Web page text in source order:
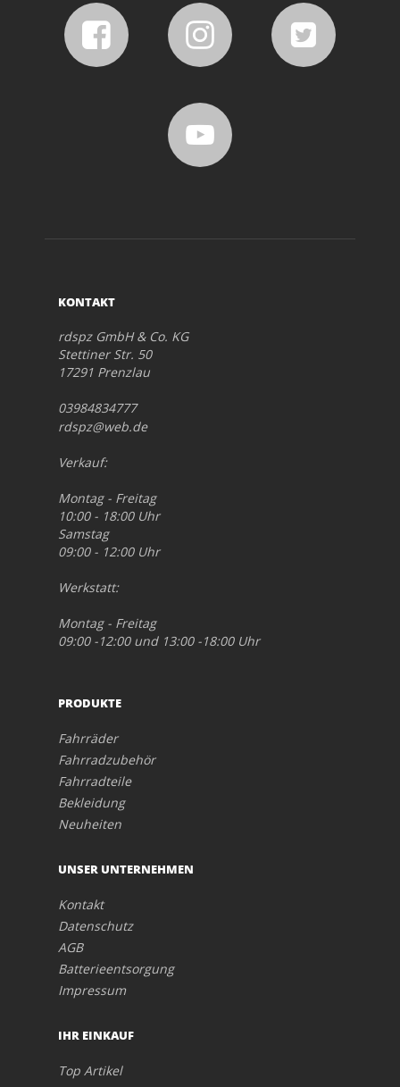
KONTAKT
rdspz GmbH & Co. KG
Stettiner Str. 50
17291 Prenzlau
03984834777
rdspz@web.de
Verkauf:
Montag - Freitag
10:00 - 18:00 Uhr
Samstag
09:00 - 12:00 Uhr
Werkstatt:
Montag - Freitag
09:00 -12:00 und 13:00 -18:00 Uhr
PRODUKTE
Fahrräder
Fahrradzubehör
Fahrradteile
Bekleidung
Neuheiten
UNSER UNTERNEHMEN
Kontakt
Datenschutz
AGB
Batterieentsorgung
Impressum
IHR EINKAUF
Top Artikel